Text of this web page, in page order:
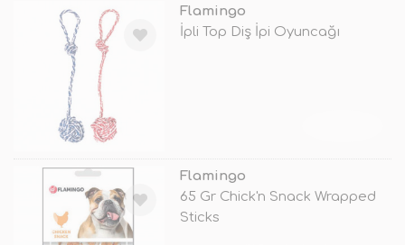
Flamingo
İpli Top Diş İpi Oyuncağı
Flamingo
65 Gr Chick'n Snack Wrapped
Sticks